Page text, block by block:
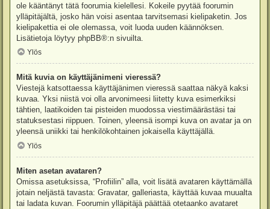
ole kääntänyt tätä foorumia kielellesi. Kokeile pyytää foorumin
ylläpitäjältä, josko hän voisi asentaa tarvitsemasi kielipaketin. Jos
kielipakettia ei ole olemassa, voit luoda uuden käännöksen.
Lisätietoja löytyy phpBB®:n sivuilta.
Ylös
Mitä kuvia on käyttäjänimeni vieressä?
Viestejä katsottaessa käyttäjänimen vieressä saattaa näkyä kaksi
kuvaa. Yksi niistä voi olla arvonimeesi liitetty kuva esimerkiksi
tähtien, laatikoiden tai pisteiden muodossa viestimäärästäsi tai
statuksestasi riippuen. Toinen, yleensä isompi kuva on avatar ja on
yleensä uniikki tai henkilökohtainen jokaisella käyttäjällä.
Ylös
Miten asetan avataren?
Omissa asetuksissa, “Profiilin” alla, voit lisätä avataren käyttämällä
jotain neljästä tavasta: Gravatar, galleriasta, käyttää kuvaa muualta
tai ladata kuvan. Foorumin ylläpitäjä päättää otetaanko avataret